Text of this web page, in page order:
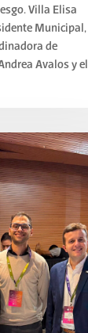
Villa Elisa
Municipal,
de
Avalos y el